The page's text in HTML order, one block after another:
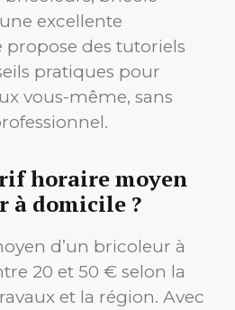
excellente
propose des tutoriels
pratiques pour
vous-même, sans
horaire moyen
à domicile ?
d’un bricoleur à
20 et 50 € selon la
et la région. Avec